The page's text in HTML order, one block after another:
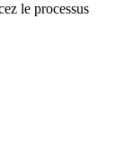
le processus